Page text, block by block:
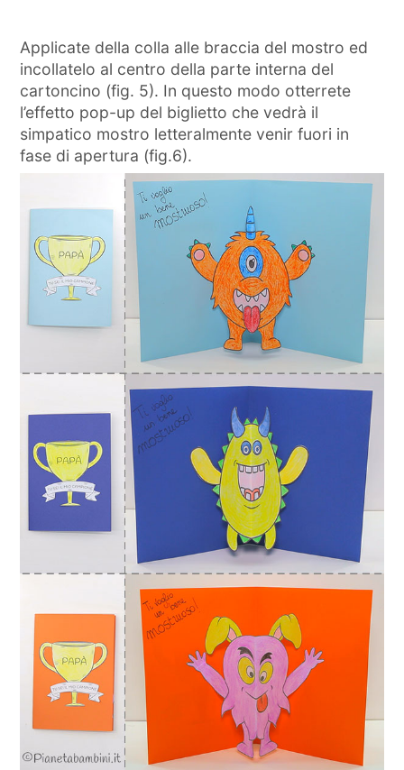
Applicate della colla alle braccia del mostro ed
incollatelo al centro della parte interna del
cartoncino (fig. 5). In questo modo otterrete
l’effetto pop-up del biglietto che vedrà il
simpatico mostro letteralmente venir fuori in
fase di apertura (fig.6).